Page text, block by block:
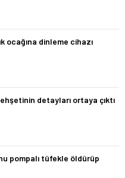
ocağına dinleme cihazı
detayları ortaya çıktı
pompalı tüfekle öldürüp